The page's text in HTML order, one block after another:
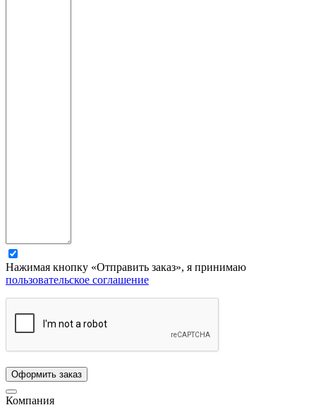
Нажимая кнопку «Отправить заказ», я принимаю
пользовательское соглашение
Компания